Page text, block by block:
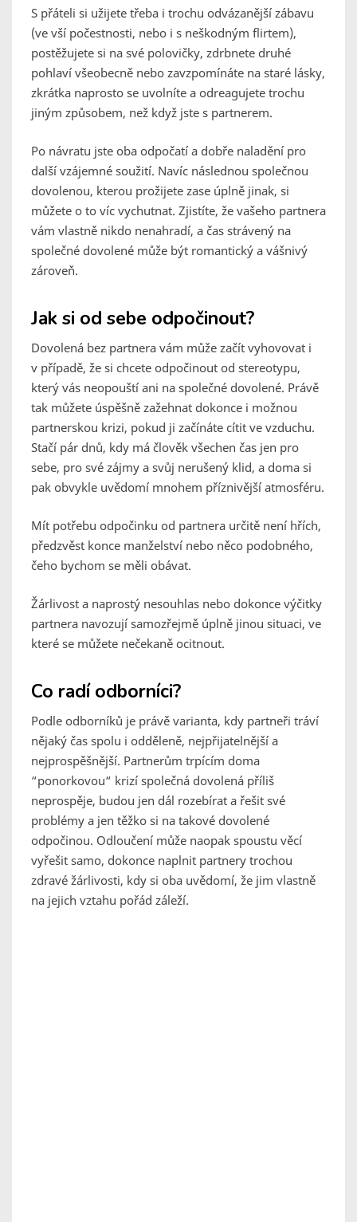
S přáteli si užijete třeba i trochu odvázanější zábavu
(ve vší počestnosti, nebo i s neškodným flirtem),
postěžujete si na své polovičky, zdrbnete druhé
pohlaví všeobecně nebo zavzpomínáte na staré lásky,
zkrátka naprosto se uvolníte a odreagujete trochu
jiným způsobem, než když jste s partnerem.
Po návratu jste oba odpočatí a dobře naladění pro
další vzájemné soužití. Navíc následnou společnou
dovolenou, kterou prožijete zase úplně jinak, si
můžete o to víc vychutnat. Zjistíte, že vašeho partnera
vám vlastně nikdo nenahradí, a čas strávený na
společné dovolené může být romantický a vášnivý
zároveň.
Jak si od sebe odpočinout?
Dovolená bez partnera vám může začít vyhovovat i
v případě, že si chcete odpočinout od stereotypu,
který vás neopouští ani na společné dovolené. Právě
tak můžete úspěšně zažehnat dokonce i možnou
partnerskou krizi, pokud ji začínáte cítit ve vzduchu.
Stačí pár dnů, kdy má člověk všechen čas jen pro
sebe, pro své zájmy a svůj nerušený klid, a doma si
pak obvykle uvědomí mnohem příznivější atmosféru.
Mít potřebu odpočinku od partnera určitě není hřích,
předzvěst konce manželství nebo něco podobného,
čeho bychom se měli obávat.
Žárlivost a naprostý nesouhlas nebo dokonce výčitky
partnera navozují samozřejmě úplně jinou situaci, ve
které se můžete nečekaně ocitnout.
Co radí odborníci?
Podle odborníků je právě varianta, kdy partneři tráví
nějaký čas spolu i odděleně, nejpřijatelnější a
nejprospěšnější. Partnerům trpícím doma
“ponorkovou“ krizí společná dovolená příliš
neprospěje, budou jen dál rozebírat a řešit své
problémy a jen těžko si na takové dovolené
odpočinou. Odloučení může naopak spoustu věcí
vyřešit samo, dokonce naplnit partnery trochou
zdravé žárlivosti, kdy si oba uvědomí, že jim vlastně
na jejich vztahu pořád záleží.